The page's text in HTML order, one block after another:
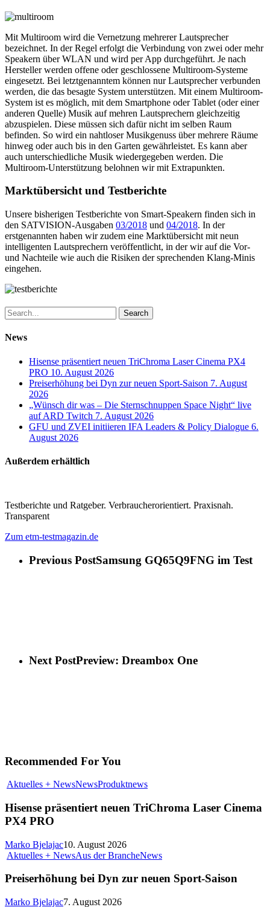
Mit Multiroom wird die Vernetzung mehrerer Lautsprecher
bezeichnet. In der Regel erfolgt die Verbindung von zwei oder mehr
Speakern über WLAN und wird per App durchgeführt. Je nach
Hersteller werden offene oder geschlossene Multiroom-Systeme
eingesetzt. Bei letztgenanntem können nur Lautsprecher verbunden
werden, die das besagte System unterstützen. Mit einem Multiroom-
System ist es möglich, mit dem Smartphone oder Tablet (oder einer
anderen Quelle) Musik auf mehren Lautsprechern gleichzeitig
abzuspielen. Diese müssen sich dafür nicht im selben Raum
befinden. So wird ein nahtloser Musikgenuss über mehrere Räume
hinweg oder auch bis in den Garten gewährleistet. Es kann aber
auch unterschiedliche Musik wiedergegeben werden. Die
Multiroom-Unterstützung belohnen wir mit Extrapunkten.
Marktübersicht und Testberichte
Unsere bisherigen Testberichte von Smart-Speakern finden sich in
den SATVISION-Ausgaben 03/2018 und 04/2018. In der
erstgenannten haben wir zudem eine Marktübersicht mit neun
intelligenten Lautsprechern veröffentlicht, in der wir auf die Vor-
und Nachteile wie auch die Risiken der sprechenden Klang-Minis
eingehen.
Search
News
Hisense präsentiert neuen TriChroma Laser Cinema PX4
PRO 10. August 2026
Preiserhöhung bei Dyn zur neuen Sport-Saison 7. August
2026
„Wünsch dir was – Die Sternschnuppen Space Night“ live
auf ARD Twitch 7. August 2026
GFU und ZVEI initiieren IFA Leaders & Policy Dialogue 6.
August 2026
Außerdem erhältlich
Testberichte und Ratgeber. Verbraucherorientiert. Praxisnah.
Transparent
Zum etm-testmagazin.de
Previous PostSamsung GQ65Q9FNG im Test
Next PostPreview: Dreambox One
Recommended For You
Aktuelles + NewsNewsProduktnews
Hisense präsentiert neuen TriChroma Laser Cinema
PX4 PRO
Marko Bjelajac10. August 2026
Aktuelles + NewsAus der BrancheNews
Preiserhöhung bei Dyn zur neuen Sport-Saison
Marko Bjelajac7. August 2026